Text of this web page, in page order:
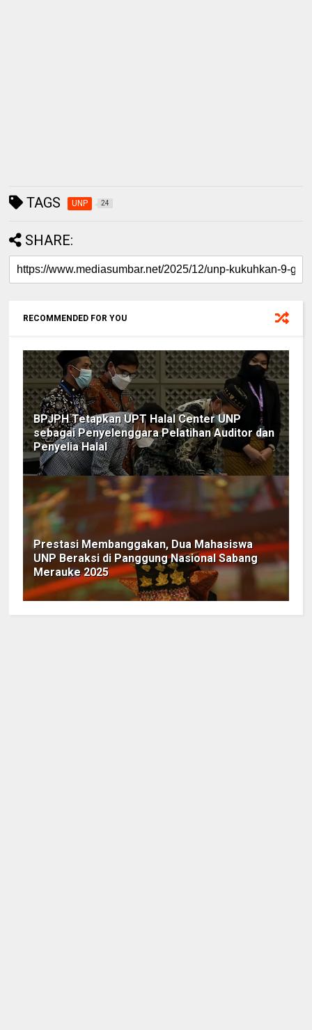
TAGS UNP 24
SHARE:
RECOMMENDED FOR YOU
BPJPH Tetapkan UPT Halal Center UNP
sebagai Penyelenggara Pelatihan Auditor dan
Penyelia Halal
Prestasi Membanggakan, Dua Mahasiswa
UNP Beraksi di Panggung Nasional Sabang
Merauke 2025 ‎